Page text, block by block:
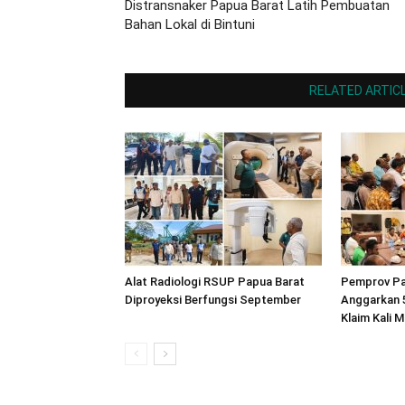
Distransnaker Papua Barat Latih Pembuatan
Bahan Lokal di Bintuni
RELATED
Alat Radiologi RSUP Papua Barat
Diproyeksi Berfungsi September
Pemprov
Anggarkan
Klaim Kali